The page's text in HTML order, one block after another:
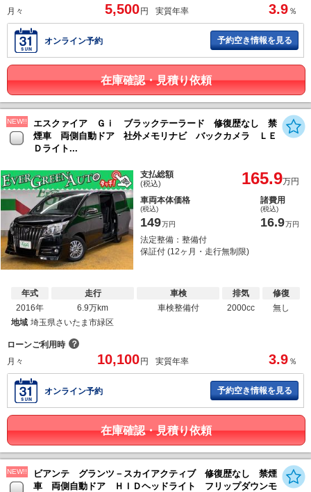
月々
5,500円 実質年率 3.9 ％
オンライン予約 予約空き情報を見る
在庫確認・見積り依頼
NEW!!
エスクァイア Ｇｉ ブラックテーラード 修復歴なし 禁
煙車 両側自動ドア 社外メモリナビ バックカメラ ＬＥ
Ｄライト...
支払総額
(税込) 165.9万円
車両本体価格
(税込)
149万円
諸費用
(税込)
16.9万円
法定整備：整備付
保証付 (12ヶ月・走行無制限)
年式
2016年
走行
6.9万km
車検
車検整備付
排気
2000cc
修復
無し
地域 埼玉県さいたま市緑区
ローンご利用時 ？
月々
10,100円 実質年率 3.9 ％
オンライン予約 予約空き情報を見る
在庫確認・見積り依頼
NEW!!
ビアンテ グランツ－スカイアクティブ 修復歴なし 禁煙
車 両側自動ドア ＨＩＤヘッドライト フリップダウンモ